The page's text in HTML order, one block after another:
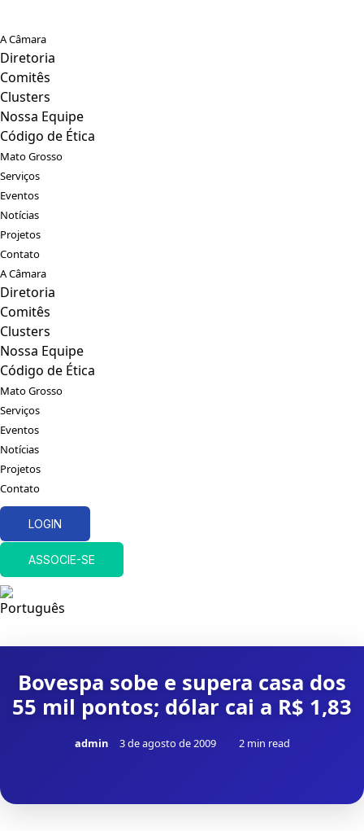
A Câmara
Diretoria
Comitês
Clusters
Nossa Equipe
Código de Ética
Mato Grosso
Serviços
Eventos
Notícias
Projetos
Contato
A Câmara
Diretoria
Comitês
Clusters
Nossa Equipe
Código de Ética
Mato Grosso
Serviços
Eventos
Notícias
Projetos
Contato
LOGIN
ASSOCIE-SE
Bovespa sobe e supera casa dos
55 mil pontos; dólar cai a R$ 1,83
admin 3 de agosto de 2009 2 min read